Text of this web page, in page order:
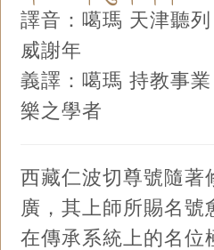
譯音：噶瑪 天津聽
威謝年
義譯：噶瑪 持教事
樂之學者
西藏仁波切尊號隨著
廣，其上師所賜名號
在傳承系統上的名位